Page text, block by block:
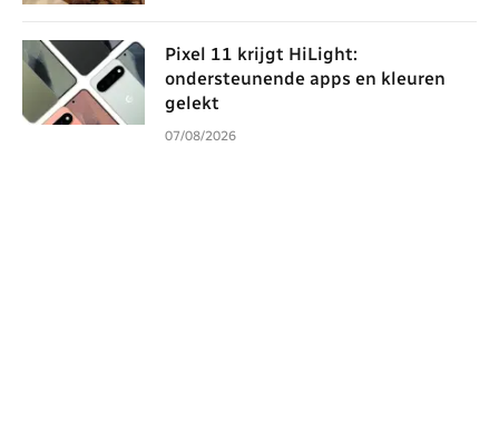
Pixel 11 krijgt HiLight:
ondersteunende apps en kleuren
gelekt
07/08/2026